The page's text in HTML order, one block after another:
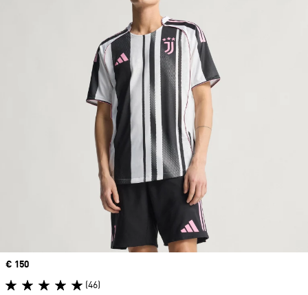
Precio
€ 150
(46)